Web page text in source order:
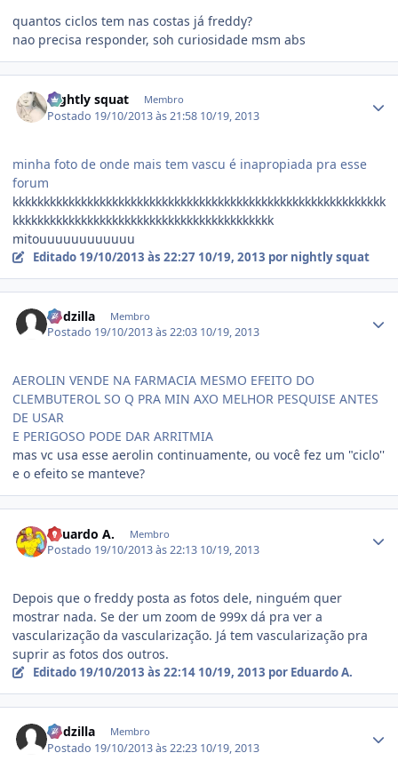
quantos ciclos tem nas costas já freddy?
nao precisa responder, soh curiosidade msm abs
nightly squat Membro
Postado 19/10/2013 às 21:58 10/19, 2013
minha foto de onde mais tem vascu é inapropiada pra esse
forum
kkkkkkkkkkkkkkkkkkkkkkkkkkkkkkkkkkkkkkkkkkkkkkkkkkkkkkkkkkkk
kkkkkkkkkkkkkkkkkkkkkkkkkkkkkkkkkkkkkkkkkk
mitouuuuuuuuuuuu
Editado 19/10/2013 às 22:27 10/19, 2013 por nightly squat
Rodzilla Membro
Postado 19/10/2013 às 22:03 10/19, 2013
AEROLIN VENDE NA FARMACIA MESMO EFEITO DO
CLEMBUTEROL SO Q PRA MIN AXO MELHOR PESQUISE ANTES
DE USAR
E PERIGOSO PODE DAR ARRITMIA
mas vc usa esse aerolin continuamente, ou você fez um "ciclo''
e o efeito se manteve?
Eduardo A. Membro
Postado 19/10/2013 às 22:13 10/19, 2013
Depois que o freddy posta as fotos dele, ninguém quer
mostrar nada. Se der um zoom de 999x dá pra ver a
vascularização da vascularização. Já tem vascularização pra
suprir as fotos dos outros.
Editado 19/10/2013 às 22:14 10/19, 2013 por Eduardo A.
Rodzilla Membro
Postado 19/10/2013 às 22:23 10/19, 2013